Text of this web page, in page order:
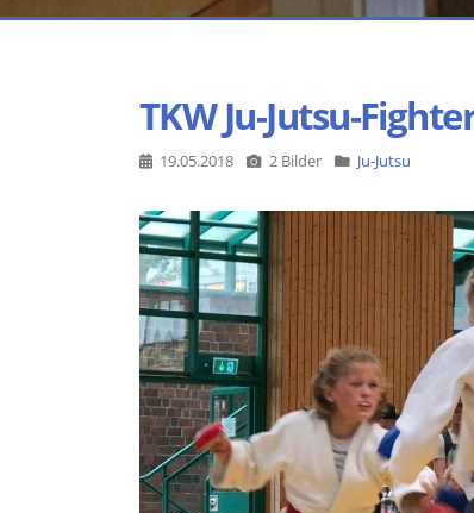
TKW Ju-Jutsu-
19.05.2018 2 Bilder Ju-Jutsu